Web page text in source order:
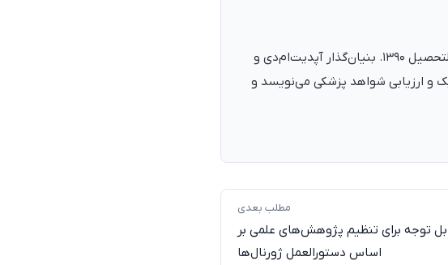
دکتر علی‌اصغر هنرمند، پزشک با شمارهٔ نظام پزشکی ۱۳۵۴۰۵، فارغ‌التحصیل ۱۳۹۰. بنیان‌گذار آپدیت‌ام‌دی و
و ارزیابی شواهد پزشکی می‌نویسد و
مطلب بعدی
توجه برای تنظیم پژوهش‌های علمی بر
اساس دستورالعمل ژورنال‌ها